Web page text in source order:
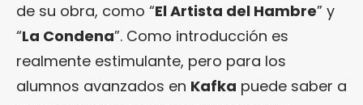
de su obra, como “El Artista del Hambre” y
“La Condena”. Como introducción es
realmente estimulante, pero para los
alumnos avanzados en Kafka puede saber a